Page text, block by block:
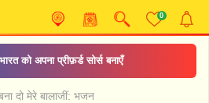
0
को अपना प्रीफ़र्ड सोर्स बनाएँ
दो मेरे बालाजीं: भजन